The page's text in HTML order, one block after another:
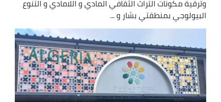
وترقية مكونات التراث الثقافي المادي و اللامادي و التنوع
البيولوجي بمنطقتي بشار و ...